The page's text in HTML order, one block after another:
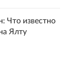
Что известно
Ялту